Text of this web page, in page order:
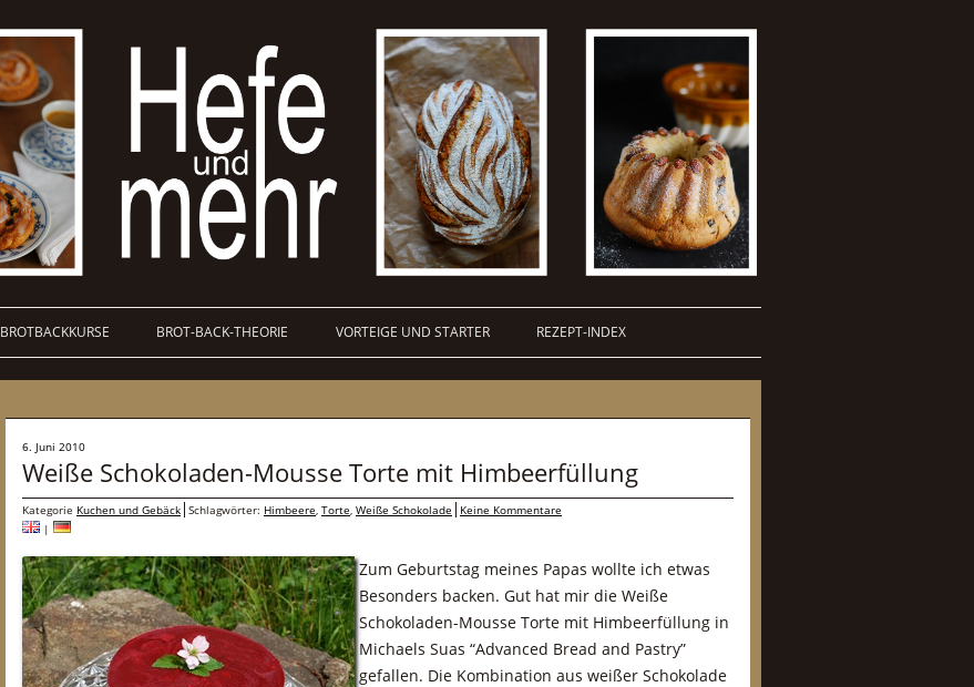
BROTBACKKURSE BROT-BACK-THEORIE VORTEIGE UND STARTER REZEPT-INDEX
6. Juni 2010
Weiße Schokoladen-Mousse Torte mit Himbeerfüllung
Kategorie Kuchen und Gebäck Schlagwörter: Himbeere, Torte, Weiße Schokolade
Keine Kommentare
|
Zum Geburtstag meines Papas wollte ich etwas
Besonders backen. Gut hat mir die Weiße
Schokoladen-Mousse Torte mit Himbeerfüllung in
Michaels Suas “Advanced Bread and Pastry”
gefallen. Die Kombination aus weißer Schokolade